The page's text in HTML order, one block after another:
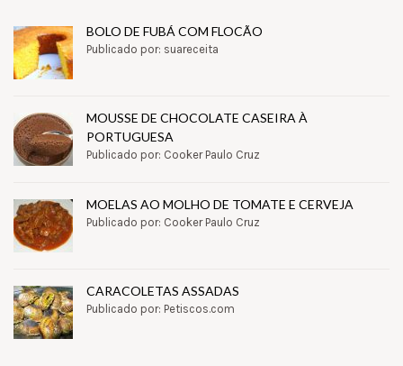
BOLO DE FUBÁ COM FLOCÃO
Publicado por: suareceita
MOUSSE DE CHOCOLATE CASEIRA À
PORTUGUESA
Publicado por: Cooker Paulo Cruz
MOELAS AO MOLHO DE TOMATE E CERVEJA
Publicado por: Cooker Paulo Cruz
CARACOLETAS ASSADAS
Publicado por: Petiscos.com